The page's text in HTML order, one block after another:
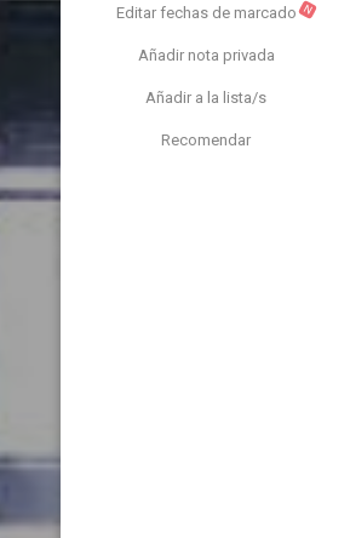
Editar fechas de marcado N
Añadir nota privada
Añadir a la lista/s
Recomendar